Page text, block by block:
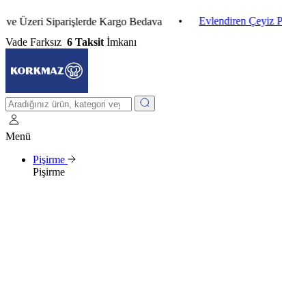
Siparişlerde Kargo Bedava • Evlendiren Çeyiz Paketleri
Vade Farksız 6 Taksit İmkanı
Menü
Pişirme
Pişirme